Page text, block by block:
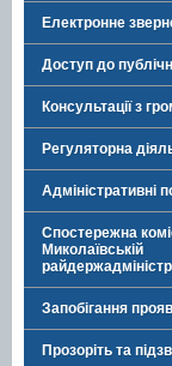
Електронне
Доступ до
Консультації з
Регуляторна
Адміністративні
Спостережна
Миколаївській
Запобігання
Прозоріть та